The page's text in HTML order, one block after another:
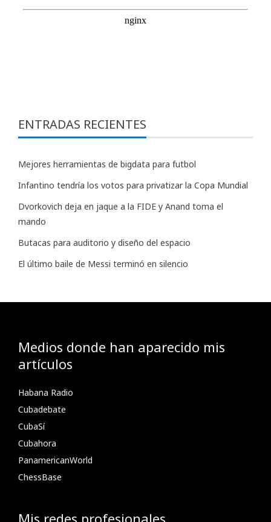
ENTRADAS RECIENTES
Mejores herramientas de bigdata para futbol
Infantino tendría los votos para privatizar la Copa Mundial
Dvorkovich deja en jaque a la FIDE y Anand toma el
mando
Butacas para auditorio y diseño del espacio
El último baile de Messi terminó en silencio
Medios donde han aparecido mis
artículos
Habana Radio
Cubadebate
CubaSí
Cubahora
PanamericanWorld
ChessBase
Mis redes profesionales